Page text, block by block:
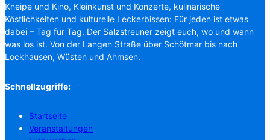
Kneipe und Kino, Kleinkunst und Konzerte, kulinarische
Köstlichkeiten und kulturelle Leckerbissen: Für jeden ist etwas
dabei – Tag für Tag. Der Salzstreuner zeigt euch, wo und wann
was los ist. Von der Langen Straße über Schötmar bis nach
Lockhausen, Wüsten und Ahmsen.
Schnellzugriffe:
Startseite
Veranstaltungen